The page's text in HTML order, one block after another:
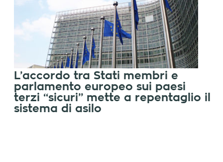
L’accordo tra Stati membri e
parlamento europeo sui paesi
terzi “sicuri” mette a repentaglio il
sistema di asilo